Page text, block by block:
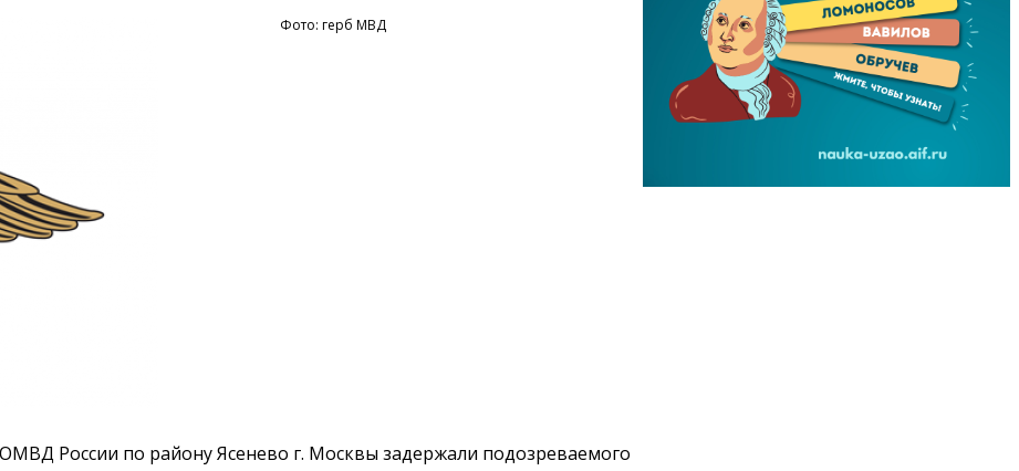
Фото: герб МВД
России по району Ясенево г. Москвы задержали подозреваемого